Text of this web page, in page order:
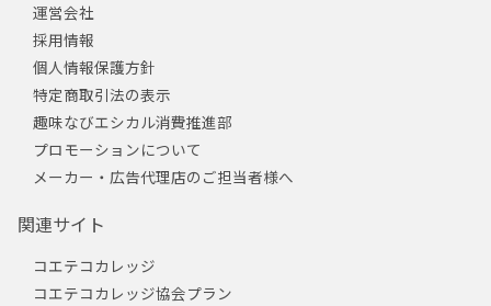
運営会社
採用情報
個人情報保護方針
特定商取引法の表示
趣味なびエシカル消費推進部
プロモーションについて
メーカー・広告代理店のご担当者様へ
関連サイト
コエテコカレッジ
コエテコカレッジ協会プラン